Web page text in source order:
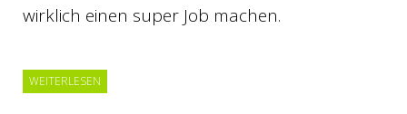
wirklich einen super Job machen.
WEITERLESEN